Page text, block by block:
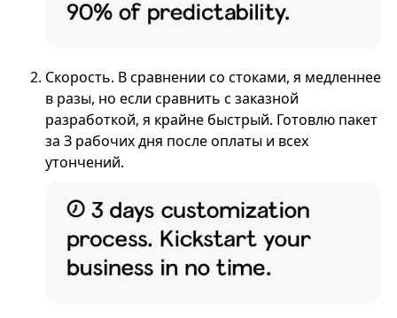
Скорость. В сравнении со стоками, я медленнее
в разы, но если сравнить с заказной
разработкой, я крайне быстрый. Готовлю пакет
за З рабочих дня после оплаты и всех
утончений.